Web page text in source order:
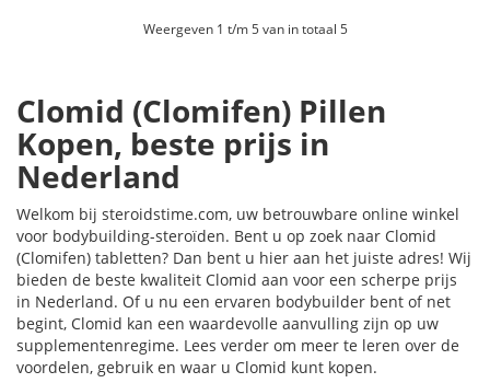
Weergeven 1 t/m 5 van in totaal 5
Clomid (Clomifen) Pillen
Kopen, beste prijs in
Nederland
Welkom bij steroidstime.com, uw betrouwbare online winkel
voor bodybuilding-steroïden. Bent u op zoek naar Clomid
(Clomifen) tabletten? Dan bent u hier aan het juiste adres! Wij
bieden de beste kwaliteit Clomid aan voor een scherpe prijs
in Nederland. Of u nu een ervaren bodybuilder bent of net
begint, Clomid kan een waardevolle aanvulling zijn op uw
supplementenregime. Lees verder om meer te leren over de
voordelen, gebruik en waar u Clomid kunt kopen.